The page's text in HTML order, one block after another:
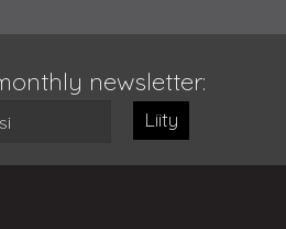
newsletter:
Liity